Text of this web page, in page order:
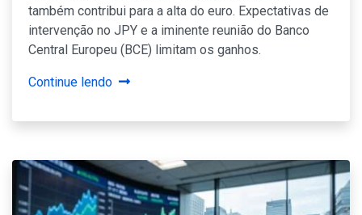
também contribui para a alta do euro. Expectativas de
intervenção no JPY e a iminente reunião do Banco
Central Europeu (BCE) limitam os ganhos.
Continue lendo